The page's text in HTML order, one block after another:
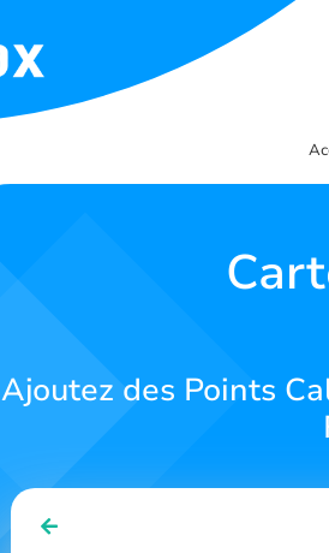
Ajoutez des Points